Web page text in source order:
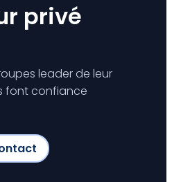
privé
leader de leur
font confiance